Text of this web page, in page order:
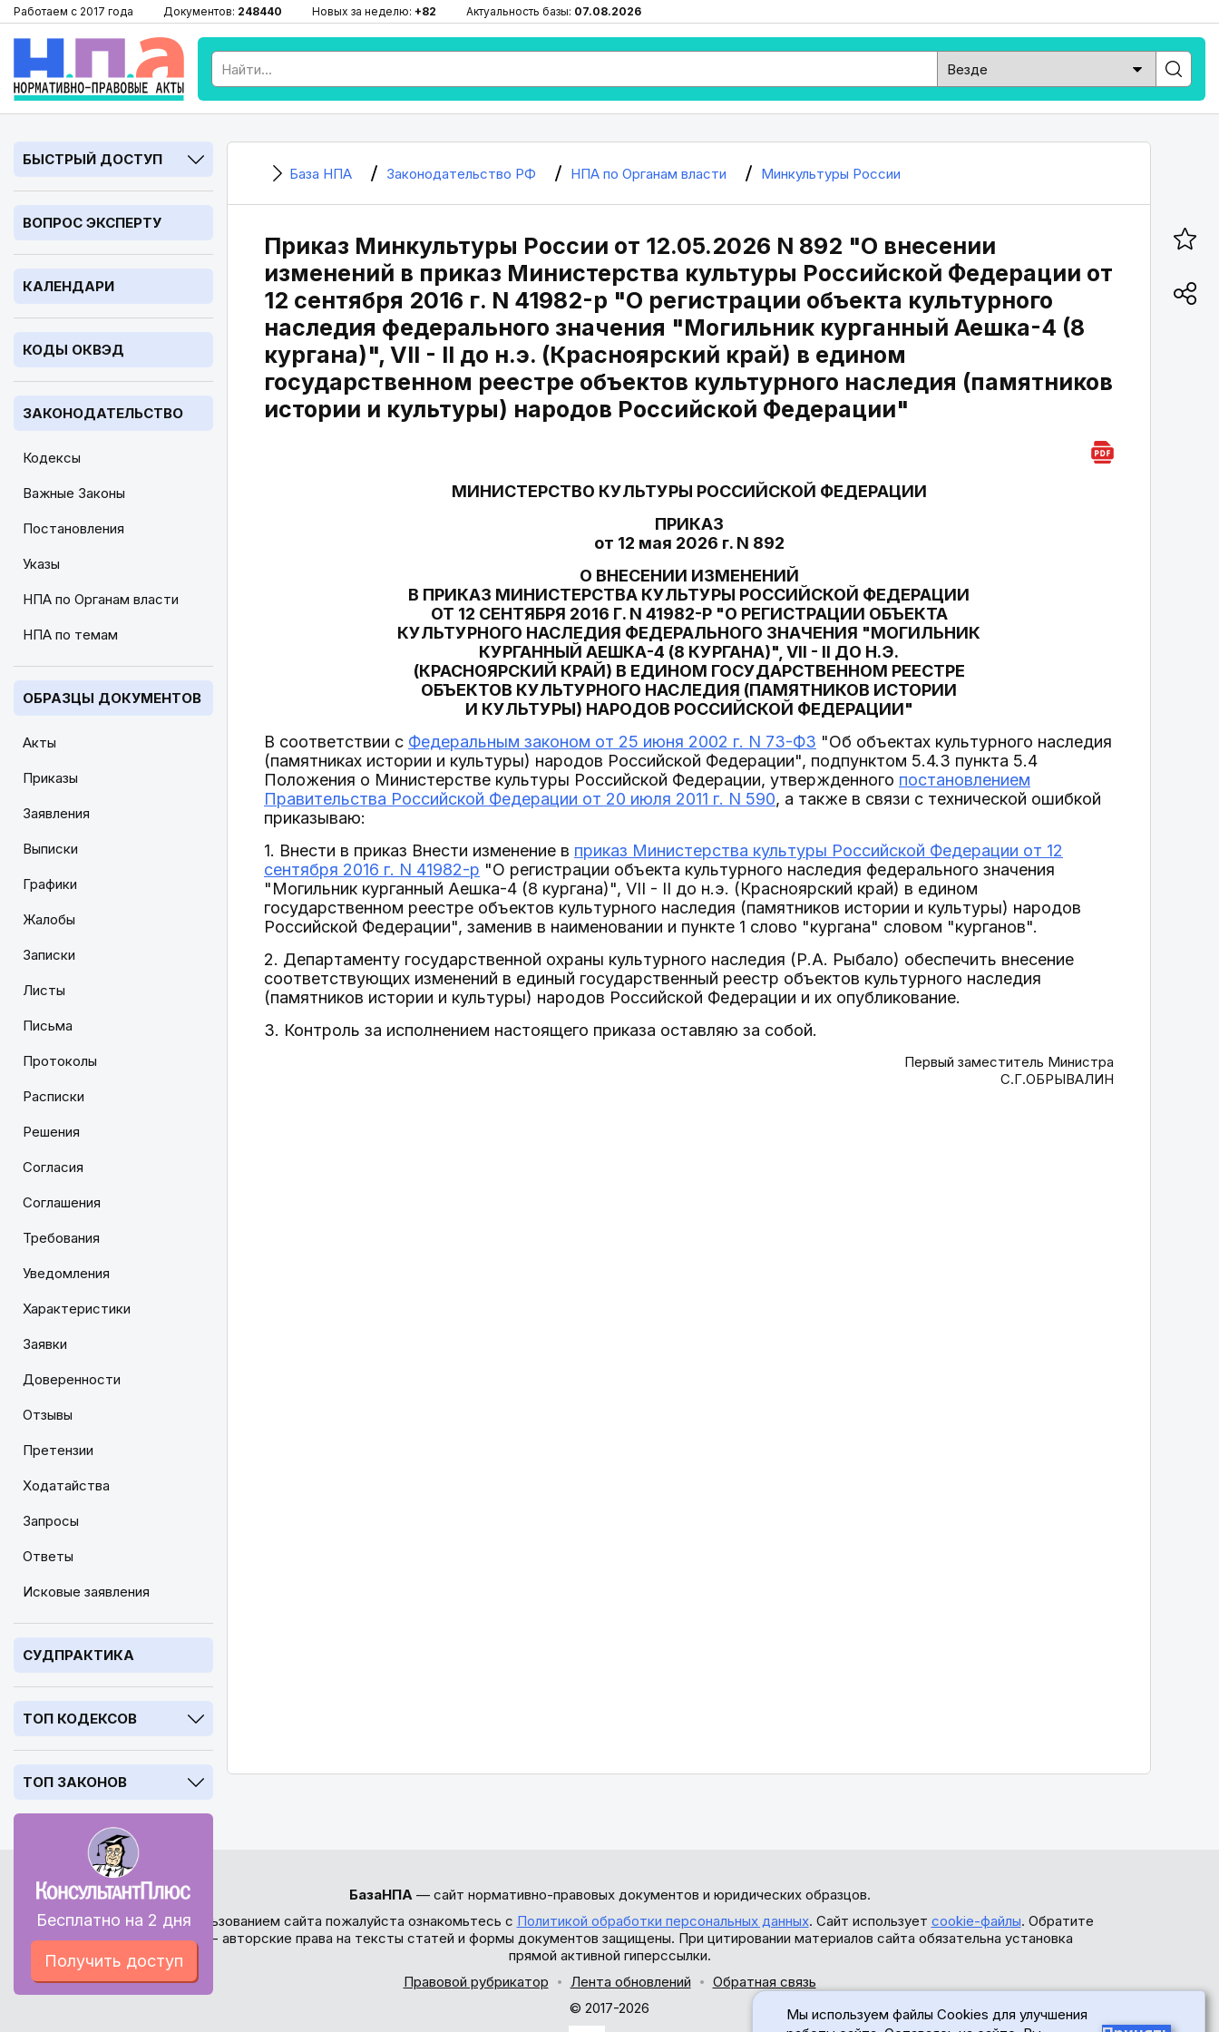
Работаем с 2017 года Документов: 248440 Новых за неделю: +82 Актуальность базы: 07.08.2026
БЫСТРЫЙ ДОСТУП
ВОПРОС ЭКСПЕРТУ
КАЛЕНДАРИ
КОДЫ ОКВЭД
ЗАКОНОДАТЕЛЬСТВО
Кодексы
Важные Законы
Постановления
Указы
НПА по Органам власти
НПА по темам
ОБРАЗЦЫ ДОКУМЕНТОВ
Акты
Приказы
Заявления
Выписки
Графики
Жалобы
Записки
Листы
Письма
Протоколы
Расписки
Решения
Согласия
Соглашения
Требования
Уведомления
Характеристики
Заявки
Доверенности
Отзывы
Претензии
Ходатайства
Запросы
Ответы
Исковые заявления
СУДПРАКТИКА
ТОП КОДЕКСОВ
ТОП ЗАКОНОВ
Бесплатно на 2 дня
Получить доступ
База НПА Законодательство РФ НПА по Органам власти Минкультуры России
Приказ Минкультуры России от 12.05.2026 N 892 "О внесении
изменений в приказ Министерства культуры Российской Федерации от
12 сентября 2016 г. N 41982-р "О регистрации объекта культурного
наследия федерального значения "Могильник курганный Аешка-4 (8
кургана)", VII - II до н.э. (Красноярский край) в едином
государственном реестре объектов культурного наследия (памятников
истории и культуры) народов Российской Федерации"
МИНИСТЕРСТВО КУЛЬТУРЫ РОССИЙСКОЙ ФЕДЕРАЦИИ
ПРИКАЗ
от 12 мая 2026 г. N 892
О ВНЕСЕНИИ ИЗМЕНЕНИЙ
В ПРИКАЗ МИНИСТЕРСТВА КУЛЬТУРЫ РОССИЙСКОЙ ФЕДЕРАЦИИ
ОТ 12 СЕНТЯБРЯ 2016 Г. N 41982-Р "О РЕГИСТРАЦИИ ОБЪЕКТА
КУЛЬТУРНОГО НАСЛЕДИЯ ФЕДЕРАЛЬНОГО ЗНАЧЕНИЯ "МОГИЛЬНИК
КУРГАННЫЙ АЕШКА-4 (8 КУРГАНА)", VII - II ДО Н.Э.
(КРАСНОЯРСКИЙ КРАЙ) В ЕДИНОМ ГОСУДАРСТВЕННОМ РЕЕСТРЕ
ОБЪЕКТОВ КУЛЬТУРНОГО НАСЛЕДИЯ (ПАМЯТНИКОВ ИСТОРИИ
И КУЛЬТУРЫ) НАРОДОВ РОССИЙСКОЙ ФЕДЕРАЦИИ"
В соответствии с Федеральным законом от 25 июня 2002 г. N 73-ФЗ "Об объектах культурного наследия
(памятниках истории и культуры) народов Российской Федерации", подпунктом 5.4.3 пункта 5.4
Положения о Министерстве культуры Российской Федерации, утвержденного постановлением
Правительства Российской Федерации от 20 июля 2011 г. N 590, а также в связи с технической ошибкой
приказываю:
1. Внести в приказ Внести изменение в приказ Министерства культуры Российской Федерации от 12
сентября 2016 г. N 41982-р "О регистрации объекта культурного наследия федерального значения
"Могильник курганный Аешка-4 (8 кургана)", VII - II до н.э. (Красноярский край) в едином
государственном реестре объектов культурного наследия (памятников истории и культуры) народов
Российской Федерации", заменив в наименовании и пункте 1 слово "кургана" словом "курганов".
2. Департаменту государственной охраны культурного наследия (Р.А. Рыбало) обеспечить внесение
соответствующих изменений в единый государственный реестр объектов культурного наследия
(памятников истории и культуры) народов Российской Федерации и их опубликование.
3. Контроль за исполнением настоящего приказа оставляю за собой.
Первый заместитель Министра
С.Г.ОБРЫВАЛИН
БазаНПА— сайт нормативно-правовых документов и юридических образцов.
Перед использованием сайта пожалуйста ознакомьтесь с Политикой обработки персональных данных. Сайт использует cookie-файлы. Обратите
внимание - авторские права на тексты статей и формы документов защищены. При цитировании материалов сайта обязательна установка
прямой активной гиперссылки.
Правовой рубрикатор
Лента обновлений
Обратная связь
© 2017-2026
Мы используем файлы Cookies для улучшения